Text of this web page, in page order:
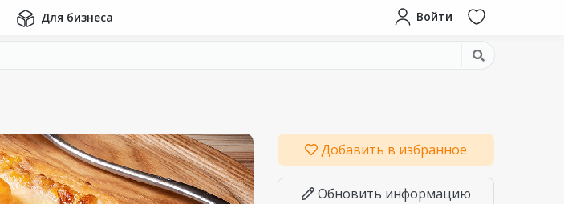
Для бизнеса Войти
Добавить в избранное
Обновить информацию